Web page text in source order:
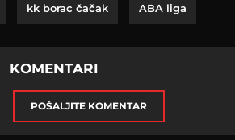
kk borac čačak ABA liga
KOMENTARI
POŠALJITE KOMENTAR